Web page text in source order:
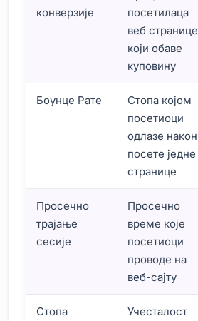
конверзије
посетилаца
веб странице
који обаве
куповину
Боунце Рате
Стопа којом
посетиоци
одлазе након
посете једне
странице
Просечно
трајање
сесије
Просечно
време које
посетиоци
проводе на
веб-сајту
Стопа
Учесталост